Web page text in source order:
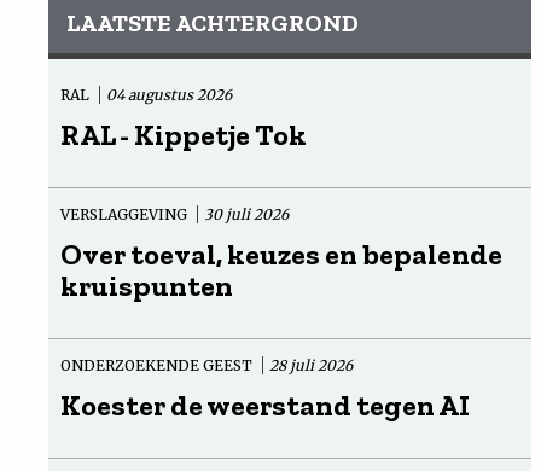
LAATSTE ACHTERGROND
RAL 04 augustus 2026
RAL - Kippetje Tok
VERSLAGGEVING 30 juli 2026
Over toeval, keuzes en bepalende
kruispunten
ONDERZOEKENDE GEEST 28 juli 2026
Koester de weerstand tegen AI